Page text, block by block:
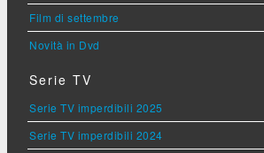
Film di settembre
Novità in Dvd
Serie TV
Serie TV imperdibili 2025
Serie TV imperdibili 2024